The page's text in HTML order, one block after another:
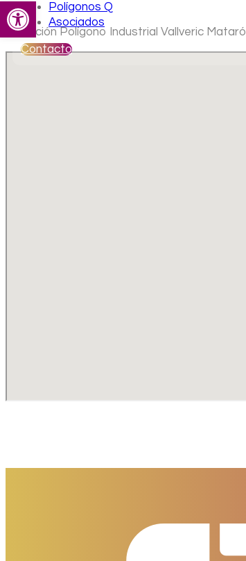
Abrir barra de herramientas
Polígonos Q
Asociados
Contacto
Ubicación Polígono Industrial Vallveric Mataró